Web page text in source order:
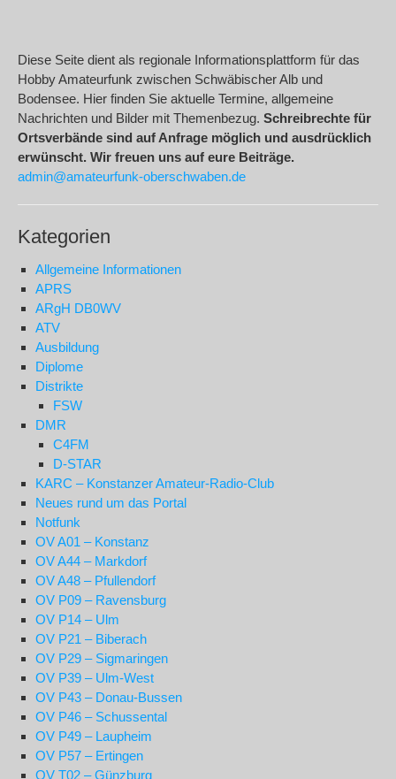
Diese Seite dient als regionale Informationsplattform für das
Hobby Amateurfunk zwischen Schwäbischer Alb und
Bodensee. Hier finden Sie aktuelle Termine, allgemeine
Nachrichten und Bilder mit Themenbezug. Schreibrechte für
Ortsverbände sind auf Anfrage möglich und ausdrücklich
erwünscht. Wir freuen uns auf eure Beiträge.
admin@amateurfunk-oberschwaben.de
Kategorien
Allgemeine Informationen
APRS
ARgH DB0WV
ATV
Ausbildung
Diplome
Distrikte
FSW
DMR
C4FM
D-STAR
KARC – Konstanzer Amateur-Radio-Club
Neues rund um das Portal
Notfunk
OV A01 – Konstanz
OV A44 – Markdorf
OV A48 – Pfullendorf
OV P09 – Ravensburg
OV P14 – Ulm
OV P21 – Biberach
OV P29 – Sigmaringen
OV P39 – Ulm-West
OV P43 – Donau-Bussen
OV P46 – Schussental
OV P49 – Laupheim
OV P57 – Ertingen
OV T02 – Günzburg